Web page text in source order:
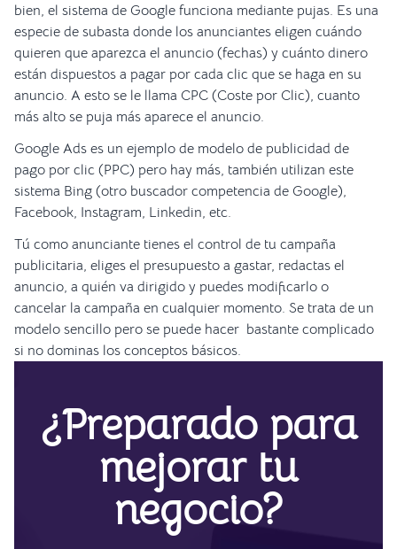
bien, el sistema de Google funciona mediante pujas. Es una
especie de subasta donde los anunciantes eligen cuándo
quieren que aparezca el anuncio (fechas) y cuánto dinero
están dispuestos a pagar por cada clic que se haga en su
anuncio. A esto se le llama CPC (Coste por Clic), cuanto
más alto se puja más aparece el anuncio.
Google Ads es un ejemplo de modelo de publicidad de
pago por clic (PPC) pero hay más, también utilizan este
sistema Bing (otro buscador competencia de Google),
Facebook, Instagram, Linkedin, etc.
Tú como anunciante tienes el control de tu campaña
publicitaria, eliges el presupuesto a gastar, redactas el
anuncio, a quién va dirigido y puedes modificarlo o
cancelar la campaña en cualquier momento. Se trata de un
modelo sencillo pero se puede hacer bastante complicado
si no dominas los conceptos básicos.
¿Preparado para
mejorar tu
negocio?